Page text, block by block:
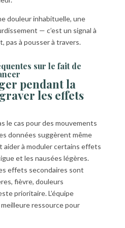
douleur inhabituelle, une
— c’est un signal à
pas à pousser à travers.
sur le fait de
pendant la
les effets
le cas pour des mouvements
données suggèrent même
aider à moduler certains effets
et les nausées légères.
effets secondaires sont
fièvre, douleurs
prioritaire. L’équipe
ressource pour